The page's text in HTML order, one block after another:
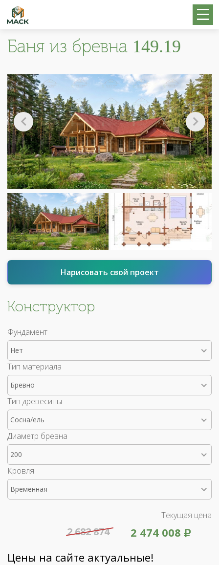
Баня из бревна 149.19
Нарисовать свой проект
Конструктор
Фундамент
Нет
Тип материала
Бревно
Тип древесины
Сосна/ель
Диаметр бревна
200
Кровля
Временная
Текущая цена
2 474 008
2 682 874
Цены на сайте актуальные!